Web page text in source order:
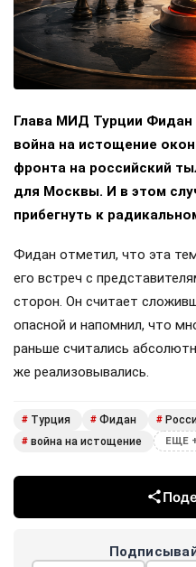
Глава МИД Турции Фидан
война на истощение
фронта на российский
для Москвы. И в этом
прибегнуть к
Фидан отметил, что эта
его встреч с
сторон. Он считает
опасной и напомнил, что
раньше считались
же реализовывались.
# Турция # Фидан #
# война на истощение ЕЩЕ